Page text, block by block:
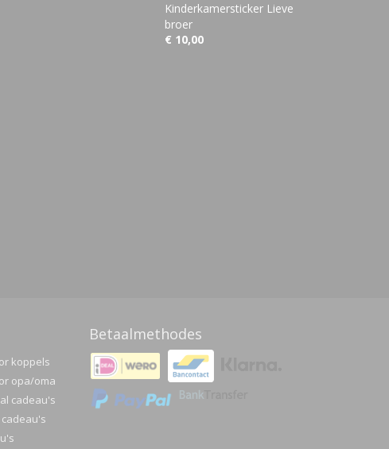
Kinderkamersticker Lieve
broer
€ 10,00
koppels
opa/oma
cadeau's
Betaalmethodes